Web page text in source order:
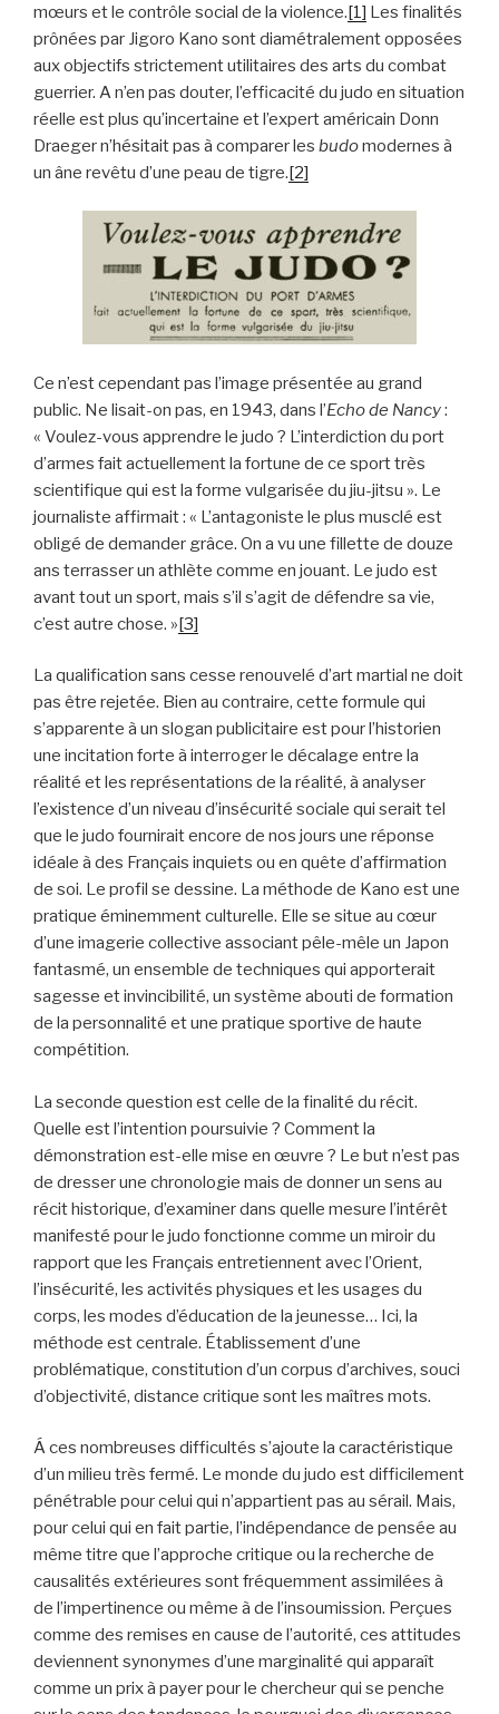
mœurs et le contrôle social de la violence.[1] Les finalités
prônées par Jigoro Kano sont diamétralement opposées
aux objectifs strictement utilitaires des arts du combat
guerrier. A n’en pas douter, l’efficacité du judo en situation
réelle est plus qu’incertaine et l’expert américain Donn
Draeger n’hésitait pas à comparer les budomodernes à
un âne revêtu d’une peau de tigre.[2]
Ce n’est cependant pas l’image présentée au grand
public. Ne lisait-on pas, en 1943, dans l’Echo de Nancy:
« Voulez-vous apprendre le judo ? L’interdiction du port
d’armes fait actuellement la fortune de ce sport très
scientifique qui est la forme vulgarisée du jiu-jitsu ». Le
journaliste affirmait : « L’antagoniste le plus musclé est
obligé de demander grâce. On a vu une fillette de douze
ans terrasser un athlète comme en jouant. Le judo est
avant tout un sport, mais s’il s’agit de défendre sa vie,
c’est autre chose. »[3]
La qualification sans cesse renouvelé d’art martial ne doit
pas être rejetée. Bien au contraire, cette formule qui
s’apparente à un slogan publicitaire est pour l’historien
une incitation forte à interroger le décalage entre la
réalité et les représentations de la réalité, à analyser
l’existence d’un niveau d’insécurité sociale qui serait tel
que le judo fournirait encore de nos jours une réponse
idéale à des Français inquiets ou en quête d’affirmation
de soi. Le profil se dessine. La méthode de Kano est une
pratique éminemment culturelle. Elle se situe au cœur
d’une imagerie collective associant pêle-mêle un Japon
fantasmé, un ensemble de techniques qui apporterait
sagesse et invincibilité, un système abouti de formation
de la personnalité et une pratique sportive de haute
compétition.
La seconde question est celle de la finalité du récit.
Quelle est l’intention poursuivie ? Comment la
démonstration est-elle mise en œuvre ? Le but n’est pas
de dresser une chronologie mais de donner un sens au
récit historique, d’examiner dans quelle mesure l’intérêt
manifesté pour le judo fonctionne comme un miroir du
rapport que les Français entretiennent avec l’Orient,
l’insécurité, les activités physiques et les usages du
corps, les modes d’éducation de la jeunesse… Ici, la
méthode est centrale. Établissement d’une
problématique, constitution d’un corpus d’archives, souci
d’objectivité, distance critique sont les maîtres mots.
Á ces nombreuses difficultés s’ajoute la caractéristique
d’un milieu très fermé. Le monde du judo est difficilement
pénétrable pour celui qui n’appartient pas au sérail. Mais,
pour celui qui en fait partie, l’indépendance de pensée au
même titre que l’approche critique ou la recherche de
causalités extérieures sont fréquemment assimilées à
de l’impertinence ou même à de l’insoumission. Perçues
comme des remises en cause de l’autorité, ces attitudes
deviennent synonymes d’une marginalité qui apparaît
comme un prix à payer pour le chercheur qui se penche